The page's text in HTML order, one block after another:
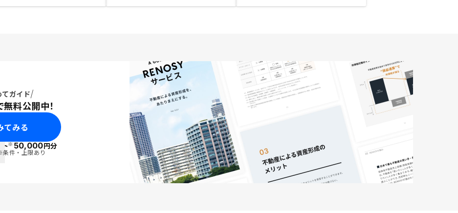
ガイド
料公開中！
てみる
ト※50,000円分
件・上限あり